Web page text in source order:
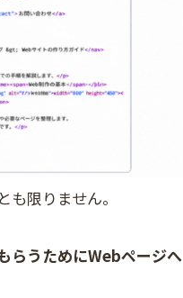
限りません。
らうためにWebページへ